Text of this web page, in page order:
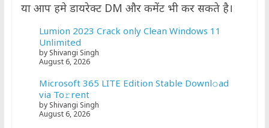
या आप हमे डायरेक्ट DM और कमेंट भी कर सकते है।
Lumion 2023 Crack only Clean Windows 11
Unlimited
by Shivangi Singh
August 6, 2026
Microsoft 365 LITE Edition Stable Downl𝚘ad
via To𝚛rent
by Shivangi Singh
August 6, 2026